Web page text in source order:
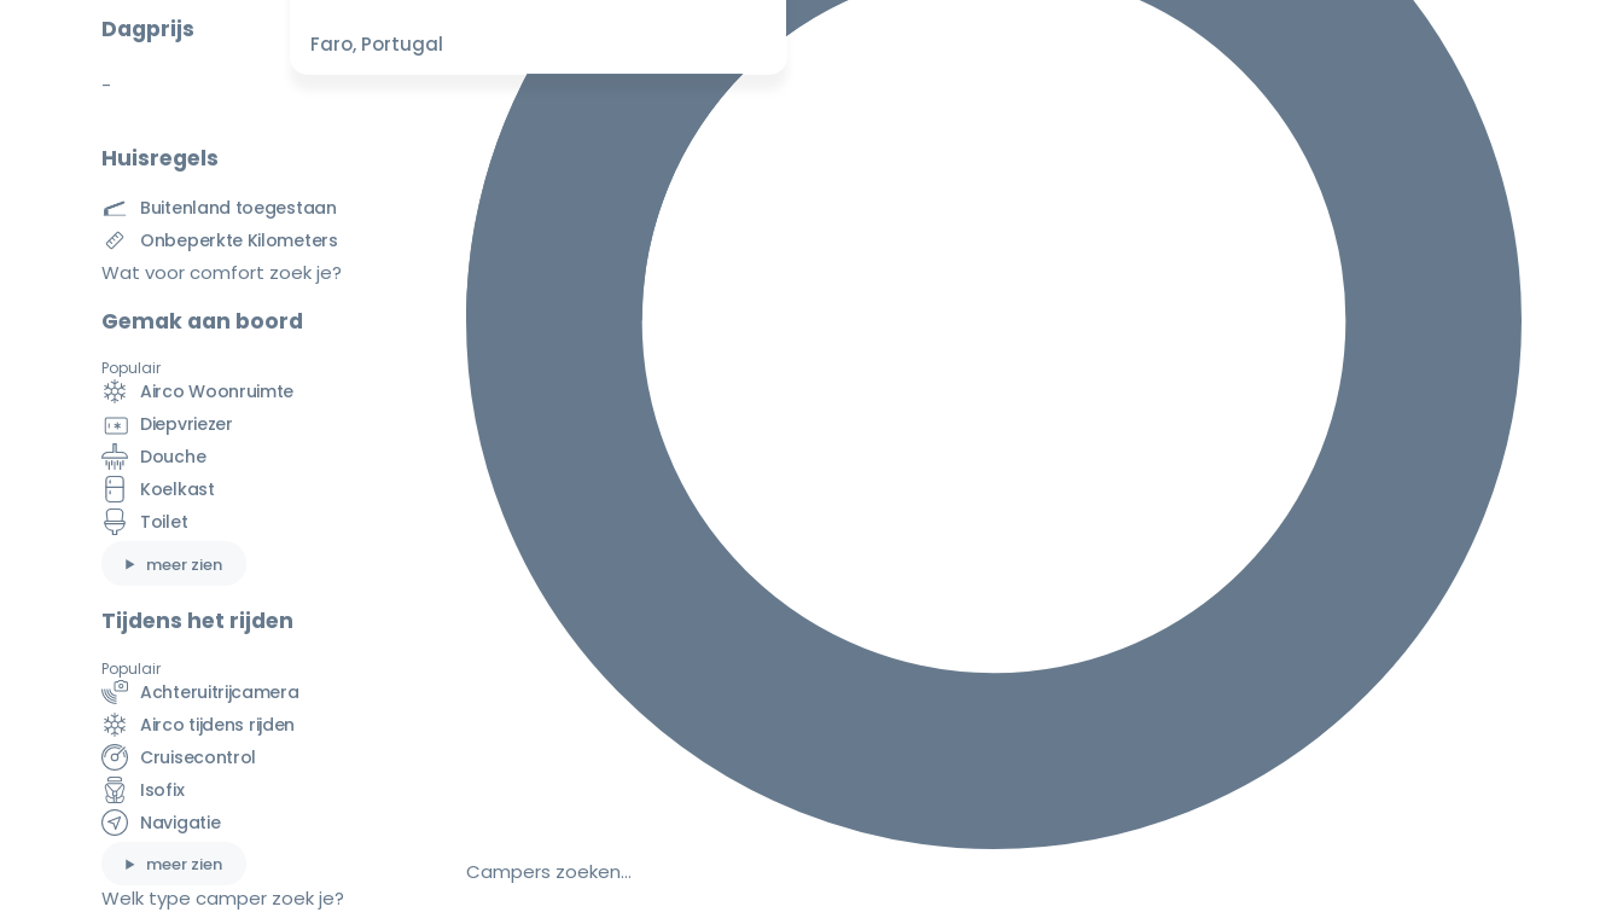
Faro, Portugal
Campers zoeken…
Dagprijs
-
Huisregels
Buitenland toegestaan
Onbeperkte Kilometers
Wat voor comfort zoek je?
Gemak aan boord
Populair
Airco Woonruimte
Diepvriezer
Douche
Koelkast
Toilet
meer zien
Tijdens het rijden
Populair
Achteruitrijcamera
Airco tijdens rijden
Cruisecontrol
Isofix
Navigatie
meer zien
Welk type camper zoek je?